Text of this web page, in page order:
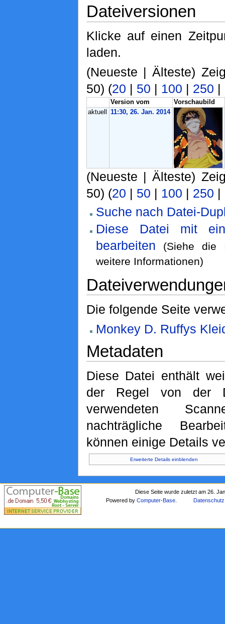
Dateiversionen
Klicke auf einen
laden.
(Neueste | Älteste)
50) (20 | 50 | 100 | 250 |
Version vom
Vorschaubild
aktuell
11:30, 26. Jan. 2014
(Neueste | Älteste)
50) (20 | 50 | 100 | 250 |
Suche nach Datei-
Diese Datei mit
bearbeiten
(Siehe die
weitere Informationen)
Die folgende Seite
Monkey D. Ruffys
Metadaten
Diese Datei enthält
der Regel von der
verwendeten
nachträgliche
können einige Details
Erweiterte Details einblenden
Diese Seite wurde zuletzt am 26.
Powered byComputer-Base Datenschutz